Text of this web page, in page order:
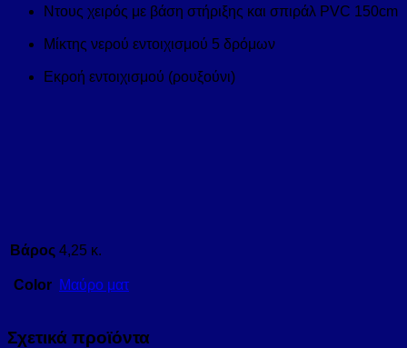
Ντους χειρός με βάση στήριξης και σπιράλ PVC 150cm
Μίκτης νερού εντοιχισμού 5 δρόμων
Εκροή εντοιχισμού (ρουξούνι)
Βάρος 4,25 κ.
Color Μαύρο ματ
Σχετικά προϊόντα